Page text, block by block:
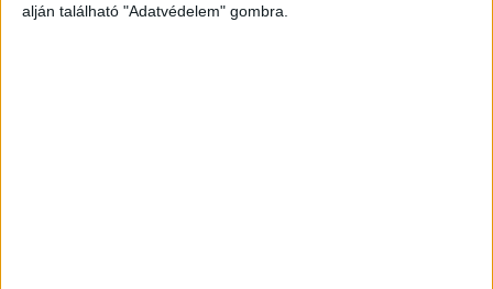
alján található "Adatvédelem" gombra.